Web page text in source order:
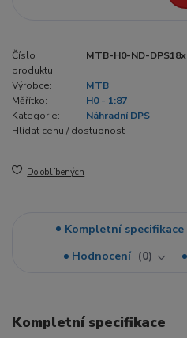
Číslo
produktu:
MTB-H0-ND-DPS18x
Výrobce:
MTB
Měřítko:
H0 - 1:87
Kategorie:
Náhradní DPS
Hlídat cenu / dostupnost
Do oblíbených
Kompletní specifikace
Hodnocení
0
Kompletní specifikace